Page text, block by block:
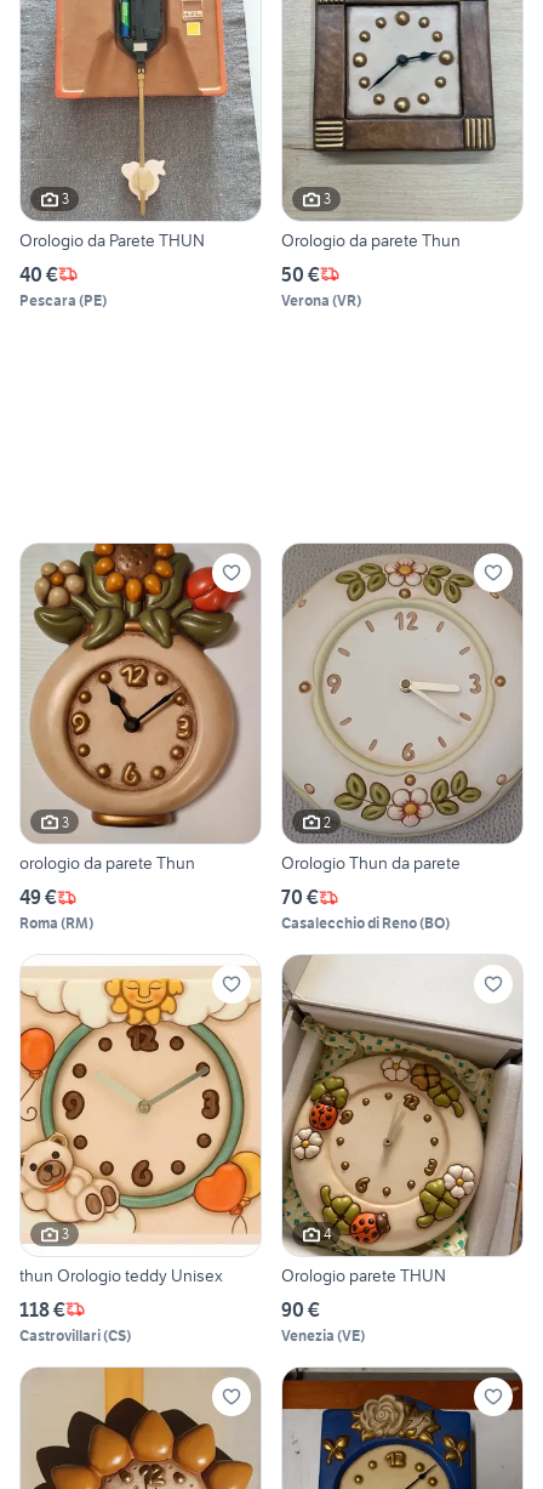
3
Orologio da Parete THUN
40 €
Pescara (PE)
3
Orologio da parete Thun
50 €
Verona (VR)
3
orologio da parete Thun
49 €
Roma (RM)
2
Orologio Thun da parete
70 €
Casalecchio di Reno(BO)
3
thun Orologio teddy Unisex
118 €
Castrovillari(CS)
4
Orologio parete THUN
90 €
Venezia (VE)